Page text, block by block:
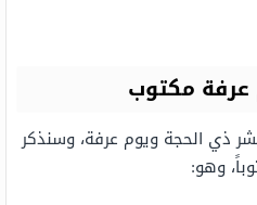
عرفة مكتوب
ذي الحجة ويوم عرفة، وسنذكر
وهو: